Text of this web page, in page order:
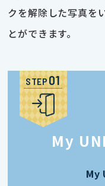
クを解除した写真を
とができます。
STEP
My
My